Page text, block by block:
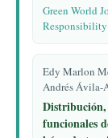
Green World
Edy Marlon
Andrés Ávila-
Distribución,
funcionales